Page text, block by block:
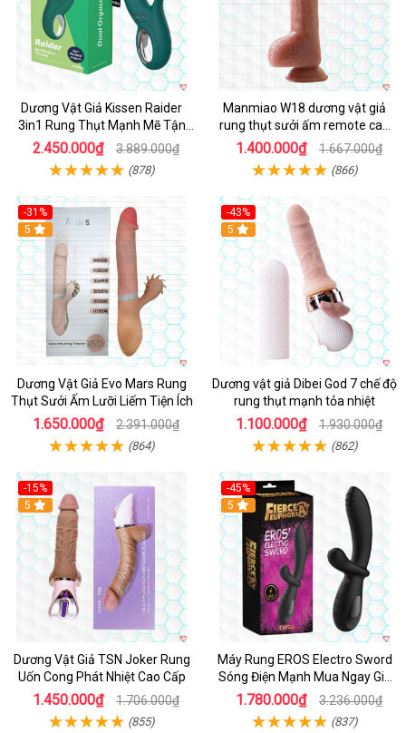
Dương Vật Giả Kissen Raider
3in1 Rung Thụt Mạnh Mẽ Tận
Hưởng
2.450.000₫ 3.889.000₫
(878)
Manmiao W18 dương vật giả
rung thụt sưởi ấm remote cao
cấp
1.400.000₫ 1.667.000₫
(866)
-31%
5
Dương Vật Giả Evo Mars Rung
Thụt Sưởi Ấm Lưỡi Liếm Tiện Ích
1.650.000₫ 2.391.000₫
(864)
-43%
Hot
5
Dương vật giả Dibei God 7 chế độ
rung thụt mạnh tỏa nhiệt
1.100.000₫ 1.930.000₫
(862)
-15%
5
Dương Vật Giả TSN Joker Rung
Uốn Cong Phát Nhiệt Cao Cấp
1.450.000₫ 1.706.000₫
(855)
-45%
5
Máy Rung EROS Electro Sword
Sóng Điện Mạnh Mua Ngay Giá
Tốt
1.780.000₫ 3.236.000₫
(837)